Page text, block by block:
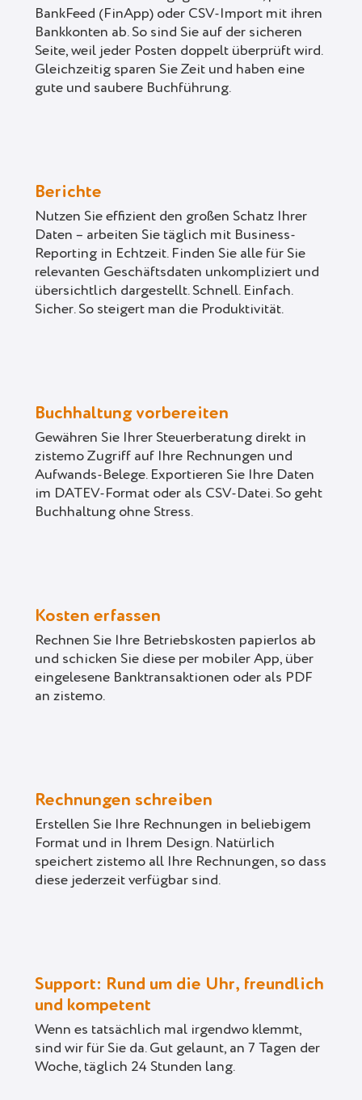
BankFeed (FinApp) oder CSV-Import mit ihren
Bankkonten ab. So sind Sie auf der sicheren
Seite, weil jeder Posten doppelt überprüft wird.
Gleichzeitig sparen Sie Zeit und haben eine
gute und saubere Buchführung.
Berichte
Nutzen Sie effizient den großen Schatz Ihrer
Daten – arbeiten Sie täglich mit Business-
Reporting in Echtzeit. Finden Sie alle für Sie
relevanten Geschäftsdaten unkompliziert und
übersichtlich dargestellt. Schnell. Einfach.
Sicher. So steigert man die Produktivität.
Buchhaltung vorbereiten
Gewähren Sie Ihrer Steuerberatung direkt in
zistemo Zugriff auf Ihre Rechnungen und
Aufwands-Belege. Exportieren Sie Ihre Daten
im DATEV-Format oder als CSV-Datei. So geht
Buchhaltung ohne Stress.
Kosten erfassen
Rechnen Sie Ihre Betriebskosten papierlos ab
und schicken Sie diese per mobiler App, über
eingelesene Banktransaktionen oder als PDF
an zistemo.
Rechnungen schreiben
Erstellen Sie Ihre Rechnungen in beliebigem
Format und in Ihrem Design. Natürlich
speichert zistemo all Ihre Rechnungen, so dass
diese jederzeit verfügbar sind.
Support: Rund um die Uhr, freundlich
und kompetent
Wenn es tatsächlich mal irgendwo klemmt,
sind wir für Sie da. Gut gelaunt, an 7 Tagen der
Woche, täglich 24 Stunden lang.